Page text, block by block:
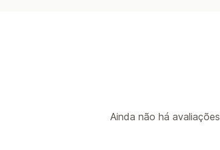
Ainda não há avaliações